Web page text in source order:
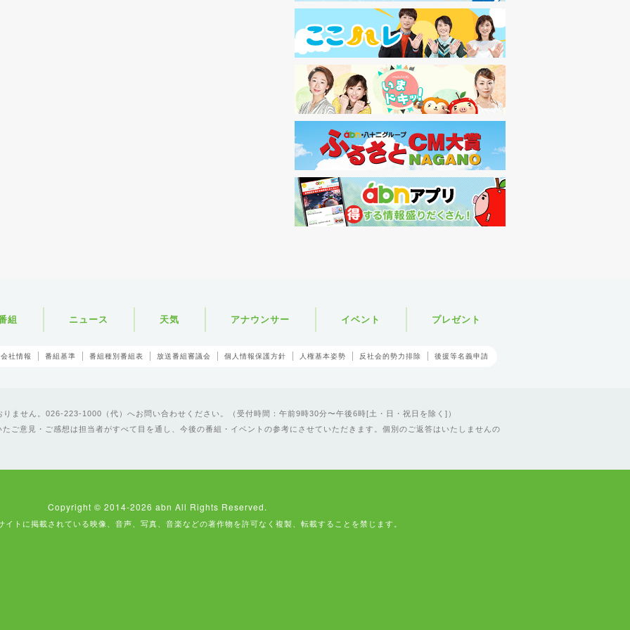
組 ニュース 天気 アナウンサー イベント プレゼント
会社情報 番組基準 番組種別番組表 放送番組審議会 個人情報保護方針 人権基本姿勢 反社会的勢力排除 後援等名義申請
ません。026-223-1000（代）へお問い合わせください。（受付時間：午前9時30分〜午後6時[土・日・祝日を除く]）
たご意見・ご感想は担当者がすべて目を通し、今後の番組・イベントの参考にさせていただきます。個別のご返答はいたしませんの
Copyright © 2014-2026 abn All Rights Reserved.
イトに掲載されている映像、音声、写真、音楽などの著作物を許可なく複製、転載することを禁じます。